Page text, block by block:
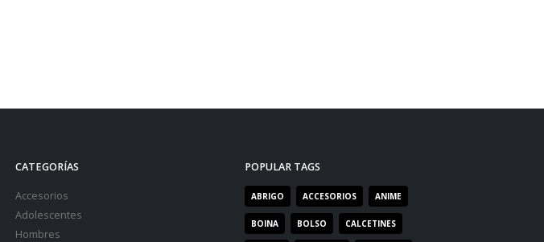
CATEGORÍAS
Accesorios
Adolescentes
Hombres
POPULAR TAGS
ABRIGO ACCESORIOS ANIME
BOINA BOLSO CALCETINES